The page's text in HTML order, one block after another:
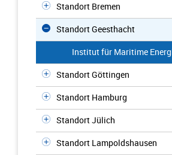
Standort Bremen
Standort Geesthacht
Institut für Maritime
Standort Göttingen
Standort Hamburg
Standort Jülich
Standort Lampoldshausen